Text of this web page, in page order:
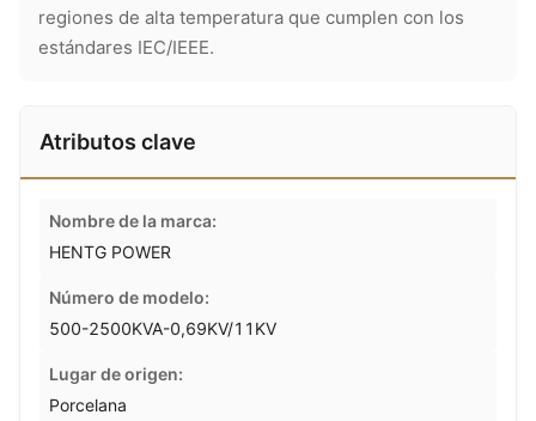
regiones de alta temperatura que cumplen con los
estándares IEC/IEEE.
Atributos clave
Nombre de la marca:
HENTG POWER
Número de modelo:
500-2500KVA-0,69KV/11KV
Lugar de origen:
Porcelana